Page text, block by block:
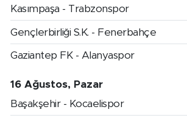
Kasımpaşa - Trabzonspor
Gençlerbirliği S.K. - Fenerbahçe
Gaziantep FK - Alanyaspor
16 Ağustos, Pazar
Başakşehir - Kocaelispor